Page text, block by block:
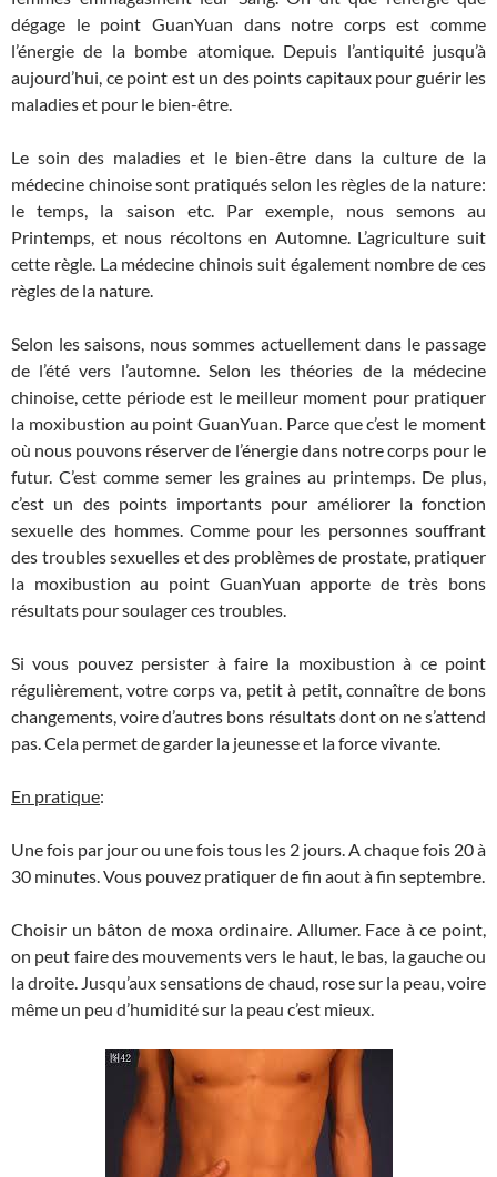
dégage le point GuanYuan dans notre corps est comme
l’énergie de la bombe atomique. Depuis l’antiquité jusqu’à
aujourd’hui, ce point est un des points capitaux pour guérir les
maladies et pour le bien-être.
Le soin des maladies et le bien-être dans la culture de la
médecine chinoise sont pratiqués selon les règles de la nature:
le temps, la saison etc. Par exemple, nous semons au
Printemps, et nous récoltons en Automne. L’agriculture suit
cette règle. La médecine chinois suit également nombre de ces
règles de la nature.
Selon les saisons, nous sommes actuellement dans le passage
de l’été vers l’automne. Selon les théories de la médecine
chinoise, cette période est le meilleur moment pour pratiquer
la moxibustion au point GuanYuan. Parce que c’est le moment
où nous pouvons réserver de l’énergie dans notre corps pour le
futur. C’est comme semer les graines au printemps. De plus,
c’est un des points importants pour améliorer la fonction
sexuelle des hommes. Comme pour les personnes souffrant
des troubles sexuelles et des problèmes de prostate, pratiquer
la moxibustion au point GuanYuan apporte de très bons
résultats pour soulager ces troubles.
Si vous pouvez persister à faire la moxibustion à ce point
régulièrement, votre corps va, petit à petit, connaître de bons
changements, voire d’autres bons résultats dont on ne s’attend
pas. Cela permet de garder la jeunesse et la force vivante.
En pratique:
Une fois par jour ou une fois tous les 2 jours. A chaque fois 20 à
30 minutes. Vous pouvez pratiquer de fin aout à fin septembre.
Choisir un bâton de moxa ordinaire. Allumer. Face à ce point,
on peut faire des mouvements vers le haut, le bas, la gauche ou
la droite. Jusqu’aux sensations de chaud, rose sur la peau, voire
même un peu d’humidité sur la peau c’est mieux.